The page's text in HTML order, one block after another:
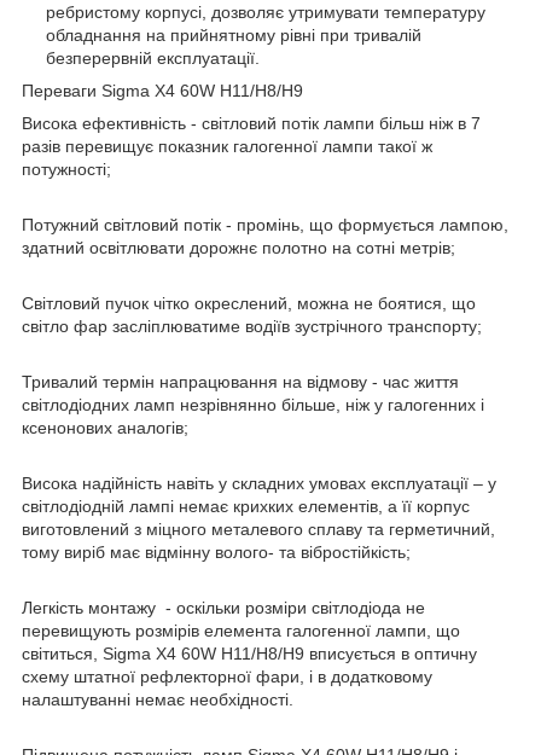
ребристому корпусі, дозволяє утримувати температуру
обладнання на прийнятному рівні при тривалій
безперервній експлуатації.
Переваги Sigma X4 60W H11/H8/H9
Висока ефективність - світловий потік лампи більш ніж в 7
разів перевищує показник галогенної лампи такої ж
потужності;
Потужний світловий потік - промінь, що формується лампою,
здатний освітлювати дорожнє полотно на сотні метрів;
Світловий пучок чітко окреслений, можна не боятися, що
світло фар засліплюватиме водіїв зустрічного транспорту;
Тривалий термін напрацювання на відмову - час життя
світлодіодних ламп незрівнянно більше, ніж у галогенних і
ксенонових аналогів;
Висока надійність навіть у складних умовах експлуатації – у
світлодіодній лампі немає крихких елементів, а її корпус
виготовлений з міцного металевого сплаву та герметичний,
тому виріб має відмінну волого- та вібростійкість;
Легкість монтажу - оскільки розміри світлодіода не
перевищують розмірів елемента галогенної лампи, що
світиться, Sigma X4 60W H11/H8/H9 вписується в оптичну
схему штатної рефлекторної фари, і в додатковому
налаштуванні немає необхідності.